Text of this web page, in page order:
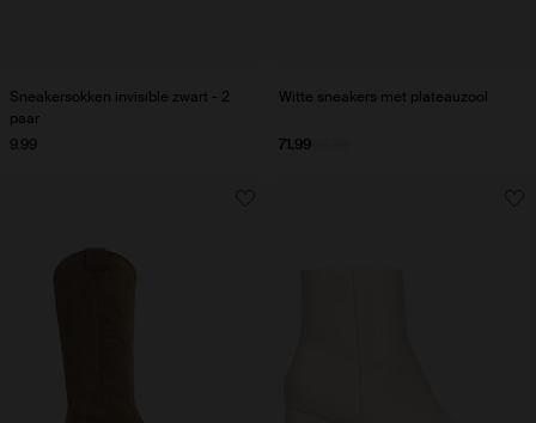
Sneakersokken invisible zwart - 2
paar
9.99
Witte sneakers met plateauzool
71.99